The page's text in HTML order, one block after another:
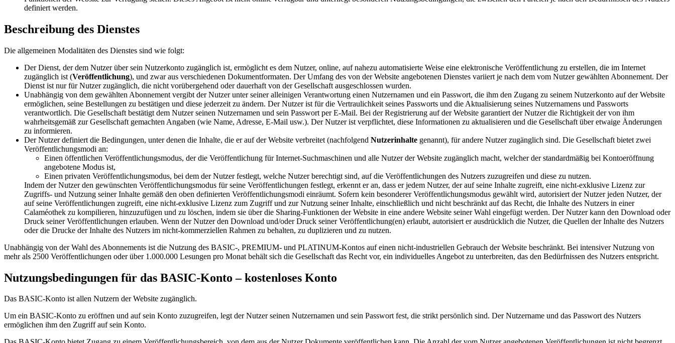
definiert werden.
Beschreibung des Dienstes
Die allgemeinen Modalitäten des Dienstes sind wie folgt:
Der Dienst, der dem Nutzer über sein Nutzerkonto zugänglich ist, ermöglicht es dem Nutzer, online, auf nahezu automatisierte Weise eine elektronische Veröffentlichung zu erstellen, die im Internet
zugänglich ist (Veröffentlichung), und zwar aus verschiedenen Dokumentformaten. Der Umfang des von der Website angebotenen Dienstes variiert je nach dem vom Nutzer gewählten Abonnement. Der
Dienst ist nur für Nutzer zugänglich, die nicht vorübergehend oder dauerhaft von der Gesellschaft ausgeschlossen wurden.
Unabhängig von dem gewählten Abonnement vergibt der Nutzer unter seiner alleinigen Verantwortung einen Nutzernamen und ein Passwort, die ihm den Zugang zu seinem Nutzerkonto auf der Website
ermöglichen, seine Bestellungen zu bestätigen und diese jederzeit zu ändern. Der Nutzer ist für die Vertraulichkeit seines Passworts und die Aktualisierung seines Nutzernamens und Passworts
verantwortlich. Die Gesellschaft bestätigt dem Nutzer seinen Nutzernamen und sein Passwort per E-Mail. Bei der Registrierung auf der Website garantiert der Nutzer die Richtigkeit der von ihm
wahrheitsgemäß zur Gesellschaft gemachten Angaben (wie Name, Adresse, E-Mail usw.). Der Nutzer ist verpflichtet, diese Informationen zu aktualisieren und die Gesellschaft über etwaige Änderungen
zu informieren.
Der Nutzer definiert die Bedingungen, unter denen die Inhalte, die er auf der Website verbreitet (nachfolgend Nutzerinhalte genannt), für andere Nutzer zugänglich sind. Die Gesellschaft bietet zwei
Veröffentlichungsmodi an:
Einen öffentlichen Veröffentlichungsmodus, der die Veröffentlichung für Internet-Suchmaschinen und alle Nutzer der Website zugänglich macht, welcher der standardmäßig bei Kontoeröffnung
angebotene Modus ist,
Einen privaten Veröffentlichungsmodus, bei dem der Nutzer festlegt, welche Nutzer berechtigt sind, auf die Veröffentlichungen des Nutzers zuzugreifen und diese zu nutzen.
Indem der Nutzer den gewünschten Veröffentlichungsmodus für seine Veröffentlichungen festlegt, erkennt er an, dass er jedem Nutzer, der auf seine Inhalte zugreift, eine nicht-exklusive Lizenz zur
Zugriffs- und Nutzung seiner Inhalte gemäß den oben definierten Veröffentlichungsmodi einräumt. Sofern kein besonderer Veröffentlichungsmodus gewählt wird, autorisiert der Nutzer jeden Nutzer, der
auf seine Veröffentlichungen zugreift, eine nicht-exklusive Lizenz zum Zugriff und zur Nutzung seiner Inhalte, einschließlich und nicht beschränkt auf das Recht, die Inhalte des Nutzers in einer
Calaméothek zu kompilieren, hinzuzufügen und zu löschen, indem sie über die Sharing-Funktionen der Website in eine andere Website seiner Wahl eingefügt werden. Der Nutzer kann den Download oder
Druck seiner Veröffentlichungen erlauben. Wenn der Nutzer den Download und/oder Druck seiner Veröffentlichung(en) erlaubt, autorisiert er ausdrücklich die Nutzer, die Quellen der Inhalte des Nutzers
oder die Drucke der Inhalte des Nutzers im nicht-kommerziellen Rahmen zu behalten, zu duplizieren und zu nutzen.
Unabhängig von der Wahl des Abonnements ist die Nutzung des BASIC-, PREMIUM- und PLATINUM-Kontos auf einen nicht-industriellen Gebrauch der Website beschränkt. Bei intensiver Nutzung von
mehr als 2500 Veröffentlichungen oder über 1.000.000 Lesungen pro Monat behält sich die Gesellschaft das Recht vor, ein individuelles Angebot zu unterbreiten, das den Bedürfnissen des Nutzers entspricht.
Nutzungsbedingungen für das BASIC-Konto – kostenloses Konto
Das BASIC-Konto ist allen Nutzern der Website zugänglich.
Um ein BASIC-Konto zu eröffnen und auf sein Konto zuzugreifen, legt der Nutzer seinen Nutzernamen und sein Passwort fest, die strikt persönlich sind. Der Nutzername und das Passwort des Nutzers
ermöglichen ihm den Zugriff auf sein Konto.